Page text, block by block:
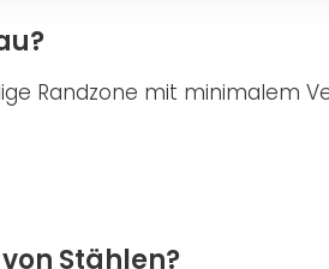
Randzone mit minimalem
Stählen?